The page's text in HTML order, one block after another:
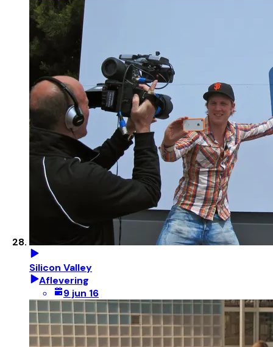
Silicon Valley
Aflevering
9 jun 16